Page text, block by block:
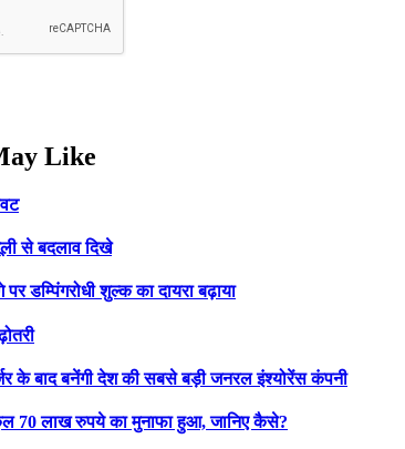
Like
से बदलाव दिखे
डम्पिंगरोधी शुल्क का दायरा बढ़ाया
के बाद बनेंगी देश की सबसे बड़ी जनरल इंश्योरेंस कंपनी
70 लाख रुपये का मुनाफा हुआ, जानिए कैसे?